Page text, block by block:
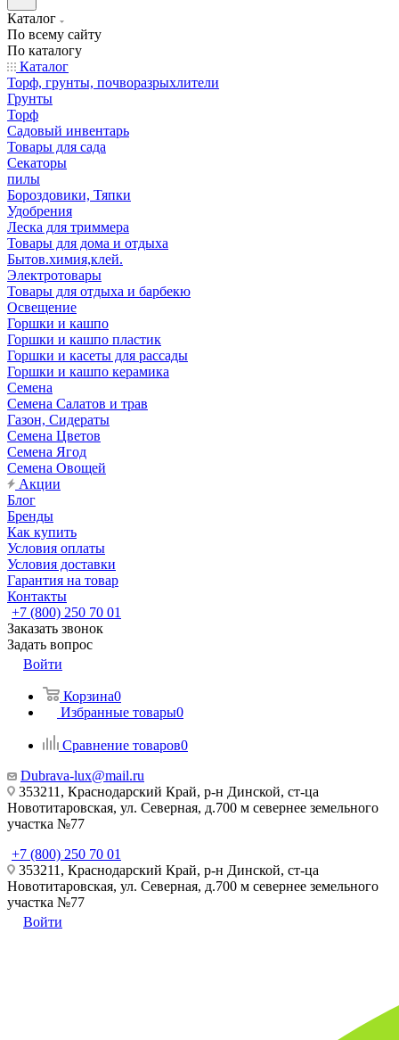
Каталог
По всему сайту
По каталогу
Каталог
Торф, грунты, почворазрыхлители
Грунты
Торф
Садовый инвентарь
Товары для сада
Секаторы
пилы
Бороздовики, Тяпки
Удобрения
Леска для триммера
Товары для дома и отдыха
Бытов.химия,клей.
Электротовары
Товары для отдыха и барбекю
Освещение
Горшки и кашпо
Горшки и кашпо пластик
Горшки и касеты для рассады
Горшки и кашпо керамика
Семена
Семена Салатов и трав
Газон, Сидераты
Семена Цветов
Семена Ягод
Семена Овощей
Акции
Блог
Бренды
Как купить
Условия оплаты
Условия доставки
Гарантия на товар
Контакты
+7 (800) 250 70 01
Заказать звонок
Задать вопрос
Войти
Корзина0
Избранные товары0
Сравнение товаров0
Dubrava-lux@mail.ru
353211, Краснодарский Край, р-н Динской, ст-ца
Новотитаровская, ул. Северная, д.700 м севернее земельного
участка №77
+7 (800) 250 70 01
353211, Краснодарский Край, р-н Динской, ст-ца
Новотитаровская, ул. Северная, д.700 м севернее земельного
участка №77
Войти